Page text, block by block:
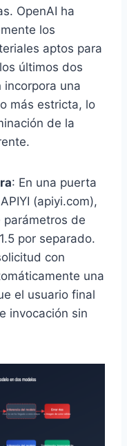
OpenAI ha
los
aptos para
últimos dos
una
más estricta, lo
de la
: En una puerta
(apiyi.com),
parámetros de
por separado.
con
una
el usuario final
invocación sin